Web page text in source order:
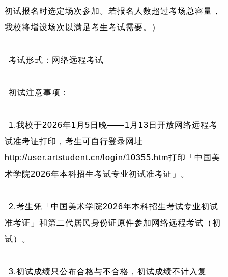
初试报名时选定场次参加。若报名人数超过考场总容量，
我校将增设场次以满足考生考试需要。）
考试形式：网络远程考试
初试注意事项：
1.我校于2026年1月5日晚——1月13日开放网络远程考
试准考证打印，考生可自行登录网址
http://user.artstudent.cn/login/10355.htm打印「中国美
术学院2026年本科招生考试专业初试准考证」。
2.考生凭「中国美术学院2026年本科招生考试专业初试
准考证」和第二代居民身份证原件参加网络远程考试（初
试）。
3.初试成绩只公布合格与不合格，初试成绩不计入复